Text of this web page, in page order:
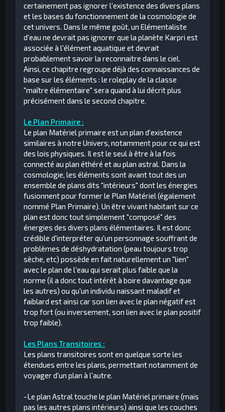
certainement pas ignorer l'existence des divers plans
et les bases du fonctionnement de la cosmologie de
cet univers. Dans le même goût, un Elémentaliste
d'eau ne devrait pas ignorer que la planète Karpri est
associée à l'élément aquatique et devrait
probablement savoir la reconnaitre dans le ciel.
Ainsi, ce chapitre regroupe déjà des connaissances de
base sur les éléments : le roleplay de la classe
"maître élémentaire" sera quand à lui décrit plus
précisément dans le second chapitre.
Le Plan Primaire :
Le plan Matériel primaire est un plan d'existence
similaires à notre Univers, notamment pour ce qui est
des lois physiques. Il est le seul à être à la fois
connecté au plan éthéré et au plan astral. Dans la
cosmologie, les éléments sont avant tout des un
ensemble de plans dits "intérieurs" dont les énergies
fusionnent pour former le Plan Matériel (également
nommé Plan Primaire). Un être vivant habitant sur ce
plan est donc tout simplement "composé" des
énergies des divers plans élémentaires. Il est donc
crédible d'interpréter qu'un personnage souffrant de
problèmes de déshydratation (peau toujours trop
sèche, etc) possède en fait naturellement un "lien"
avec le plan de l'eau qui serait plus faible que la
norme (il a donc tout intérêt à boire davantage que
les autres) ou qu'un individu naissant maladif et
faiblard est ainsi car son lien avec le plan négatif est
trop fort (ou inversement, son lien avec le plan positif
trop faible).
Les Plans Transitoires :
Les plans transitoires sont en quelque sorte les
étendues entre les plans, permettant notamment de
voyager d'un plan à l'autre.
-Le plan Astral touche le plan Matériel primaire (mais
pas les autres plans intérieurs) ainsi que les couches